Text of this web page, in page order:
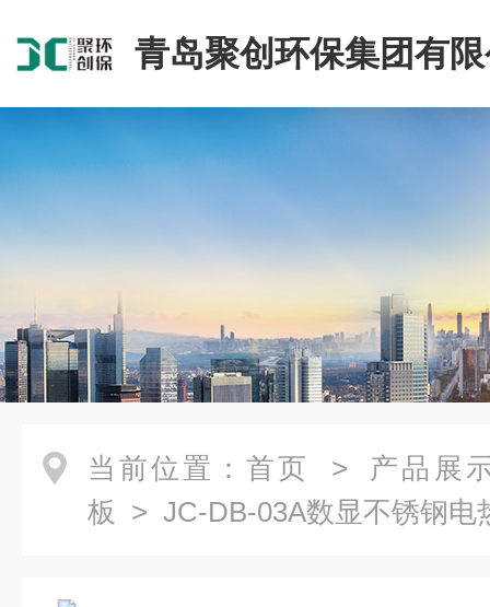
青岛聚创环保集团有
当前位置： 首页 > 产品展
板 > JC-DB-03A数显不锈钢电